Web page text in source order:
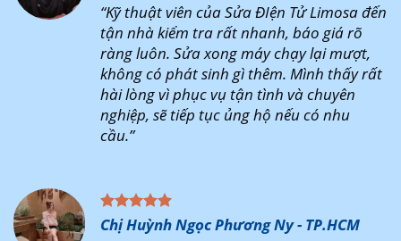
“Kỹ thuật viên của Sửa ĐIện Tử Limosa đến
tận nhà kiểm tra rất nhanh, báo giá rõ
ràng luôn. Sửa xong máy chạy lại mượt,
không có phát sinh gì thêm. Mình thấy rất
hài lòng vì phục vụ tận tình và chuyên
nghiệp, sẽ tiếp tục ủng hộ nếu có nhu
cầu.”
Chị Huỳnh Ngọc Phương Ny - TP.HCM